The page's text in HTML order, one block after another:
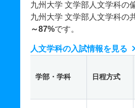
九州大学 文学部人文学科の
九州大学 文学部人文学科の
～87%です。
人文学科の入試情報を見る
学部・学科 日程方式